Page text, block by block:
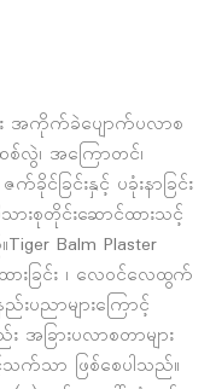
း အကိုက်ခဲပျောက်ပလာစ
လွဲ၊ အကြောတင်၊
ခိုင်ခြင်းနှင့် ပခုံးနာခြင်း
ားစုတိုင်းဆောင်ထားသင့်
Balm Plaster
ားခြင်း ၊ လေဝင်လေထွက်
ပညာများကြောင့်
ခြားပလာစတာများ
သာ ဖြစ်စေပါသည်။